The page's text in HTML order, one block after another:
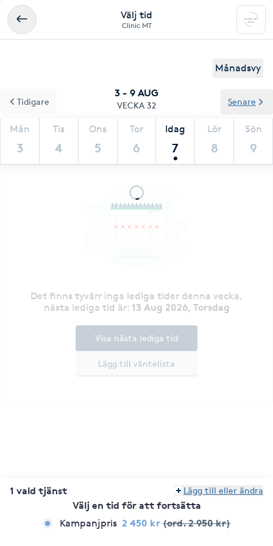
Välj tid
Clinic MT
Månadsvy
3 - 9 AUG
VECKA 32
Mån
3
Tis
4
Ons
5
Tor
6
Idag
7
Lör
8
Sön
9
Tidigare Senare
Det finns tyvärr inga lediga tider denna vecka,
nästa lediga tid är: 13 Aug 2026, Torsdag
Lägg till väntelista
Visa nästa lediga tid
1 vald tjänst Lägg till eller ändra
Välj en tid för att fortsätta
Kampanjpris 2 450 kr (ord. 2 950 kr)